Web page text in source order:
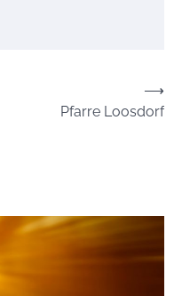
Pfarre Loosdorf
⟶